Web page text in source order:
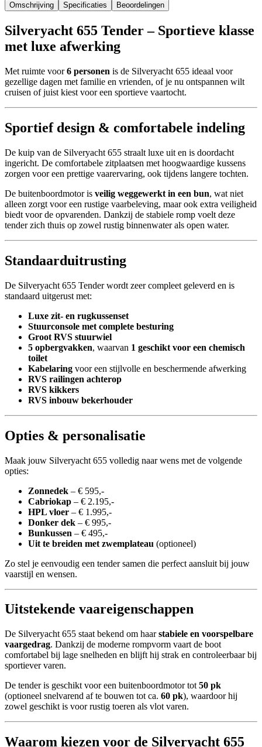
Omschrijving Specificaties Beoordelingen
Silveryacht 655 Tender – Sportieve klasse
met luxe afwerking
Met ruimte voor6 personen is de Silveryacht 655 ideaal voor
gezellige dagen met familie en vrienden, of je nu ontspannen wilt
cruisen of juist kiest voor een sportieve vaartocht.
Sportief design & comfortabele indeling
De kuip van de Silveryacht 655 straalt luxe uit en is doordacht
ingericht. De comfortabele zitplaatsen met hoogwaardige kussens
zorgen voor een prettige vaarervaring, ook tijdens langere tochten.
De buitenboordmotor is veilig weggewerkt in een bun, wat niet
alleen zorgt voor een rustige vaarbeleving, maar ook extra veiligheid
biedt voor de opvarenden. Dankzij de stabiele romp voelt deze
tender zich thuis op zowel rustig binnenwater als open water.
Standaarduitrusting
De Silveryacht 655 Tender wordt zeer compleet geleverd en is
standaard uitgerust met:
Luxe zit- en rugkussenset
Stuurconsole met complete besturing
Groot RVS stuurwiel
5 opbergvakken, waarvan 1 geschikt voor een chemisch
toilet
Kabelaring voor een stijlvolle en beschermende afwerking
RVS railingen achterop
RVS kikkers
RVS inbouw bekerhouder
Opties & personalisatie
Maak jouw Silveryacht 655 volledig naar wens met de volgende
opties:
Zonnedek – € 595,-
Cabriokap – € 2.195,-
HPL vloer – € 1.995,-
Donker dek – € 995,-
Bunkussen – € 495,-
Uit te breiden met zwemplateau (optioneel)
Zo stel je eenvoudig een tender samen die perfect aansluit bij jouw
vaarstijl en wensen.
Uitstekende vaareigenschappen
De Silveryacht 655 staat bekend om haarstabiele en voorspelbare
vaargedrag. Dankzij de moderne rompvorm vaart de boot
comfortabel bij lage snelheden en blijft hij strak en controleerbaar bij
sportiever varen.
De tender is geschikt voor een buitenboordmotor tot 50 pk
(optioneel snelvarend af te bouwen tot ca. 60 pk), waardoor hij
zowel geschikt is voor rustig toeren als vlot varen.
Waarom kiezen voor de Silveryacht 655